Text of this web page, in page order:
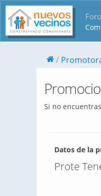
Si no
Datos de la
Prote